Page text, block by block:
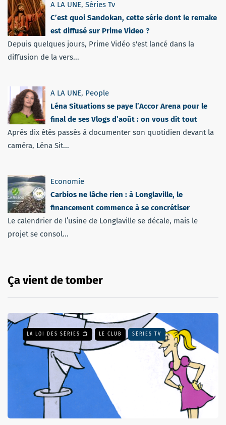
A LA UNE, Séries Tv
C’est quoi Sandokan, cette série dont le remake
est diffusé sur Prime Video ?
Depuis quelques jours, Prime Vidéo s'est lancé dans la
diffusion de la vers...
A LA UNE, People
Léna Situations se paye l’Accor Arena pour le
final de ses Vlogs d’août : on vous dit tout
Après dix étés passés à documenter son quotidien devant la
caméra, Léna Sit...
Economie
Carbios ne lâche rien : à Longlaville, le
financement commence à se concrétiser
Le calendrier de l’usine de Longlaville se décale, mais le
projet se consol...
Ça vient de tomber
LA LOI DES SÉRIES 📺 LE CLUB SÉRIES TV